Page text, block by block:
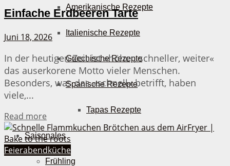
Amerikanische Rezepte
Italienische Rezepte
Griechische Rezepte
Spanische Rezepte
Tapas Rezepte
Saisonales
Frühling
Einfache Erdbeeren Tarte
Juni 18, 2026
In der heutigen Zeit ist »höher, schneller, weiter«
das auserkorene Motto vieler Menschen.
Besonders, was das »schnell« betrifft, haben
viele,...
Read more
Feierabendküche